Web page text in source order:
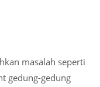
masalah seperti
gedung-gedung